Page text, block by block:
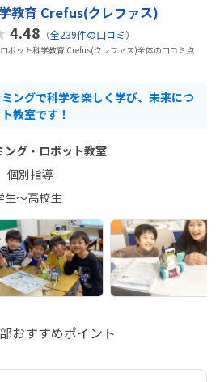
教育 Crefus(クレファス)
4.48 （全239件の口コミ）
ボット科学教育 Crefus(クレファス)全体の口コミ点
ングで科学を楽しく学び、未来につ
教室です！
ング・ロボット教室
個別指導
生〜高校生
おすすめポイント